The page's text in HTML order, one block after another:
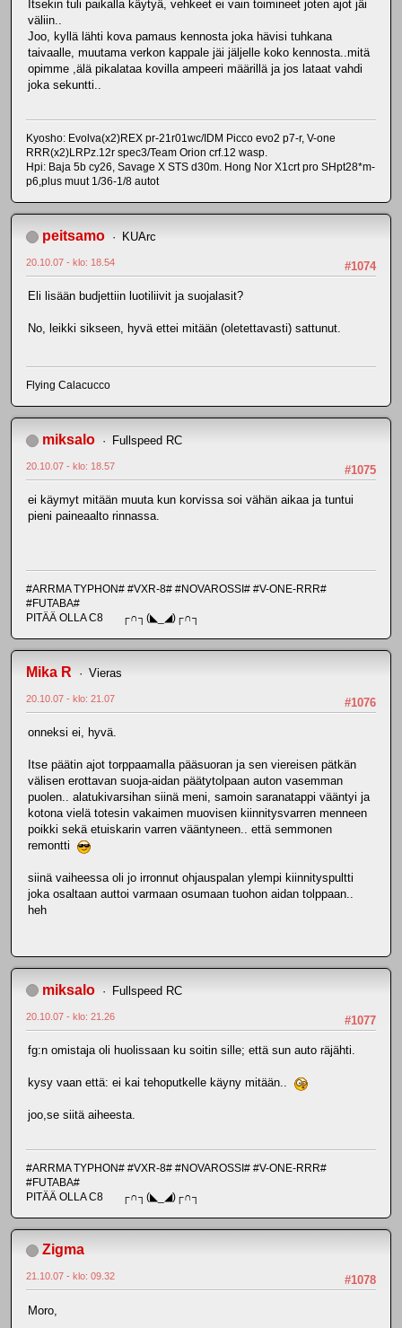
Itsekin tuli paikalla käytyä, vehkeet ei vain toimineet joten ajot jäi
väliin..
Joo, kyllä lähti kova pamaus kennosta joka hävisi tuhkana
taivaalle, muutama verkon kappale jäi jäljelle koko kennosta..mitä
opimme ,älä pikalataa kovilla ampeeri määrillä ja jos lataat vahdi
joka sekuntti..
Kyosho: Evolva(x2)REX pr-21r01wc/IDM Picco evo2 p7-r, V-one
RRR(x2)LRPz.12r spec3/Team Orion crf.12 wasp.
Hpi: Baja 5b cy26, Savage X STS d30m. Hong Nor X1crt pro SHpt28*m-
p6,plus muut 1/36-1/8 autot
peitsamo KUArc
#1074
20.10.07 - klo: 18.54
Eli lisään budjettiin luotiliivit ja suojalasit?
No, leikki sikseen, hyvä ettei mitään (oletettavasti) sattunut.
Flying Calacucco
miksalo Fullspeed RC
#1075
20.10.07 - klo: 18.57
ei käymyt mitään muuta kun korvissa soi vähän aikaa ja tuntui
pieni paineaalto rinnassa.
#ARRMA TYPHON# #VXR-8# #NOVAROSSI# #V-ONE-RRR#
#FUTABA#
PITÄÄ OLLA C8 ┌∩┐(◣_◢)┌∩┐
Mika R Vieras
#1076
20.10.07 - klo: 21.07
onneksi ei, hyvä.
Itse päätin ajot torppaamalla pääsuoran ja sen viereisen pätkän
välisen erottavan suoja-aidan päätytolpaan auton vasemman
puolen.. alatukivarsihan siinä meni, samoin saranatappi vääntyi ja
kotona vielä totesin vakaimen muovisen kiinnitysvarren menneen
poikki sekä etuiskarin varren vääntyneen.. että semmonen
remontti
siinä vaiheessa oli jo irronnut ohjauspalan ylempi kiinnityspultti
joka osaltaan auttoi varmaan osumaan tuohon aidan tolppaan..
heh
miksalo Fullspeed RC
#1077
20.10.07 - klo: 21.26
fg:n omistaja oli huolissaan ku soitin sille; että sun auto räjähti.
kysy vaan että: ei kai tehoputkelle käyny mitään..
joo,se siitä aiheesta.
#ARRMA TYPHON# #VXR-8# #NOVAROSSI# #V-ONE-RRR#
#FUTABA#
PITÄÄ OLLA C8 ┌∩┐(◣_◢)┌∩┐
Zigma
#1078
21.10.07 - klo: 09.32
Moro,